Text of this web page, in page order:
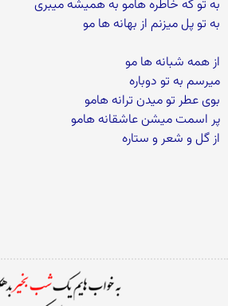
به تو که خاطره هامو به همیشه میبری
به تو پل میزنم از بهانه ها مو
از همه شبانه ها مو
میرسم به تو دوباره
بوی عطر تو میدن ترانه هامو
پر اسمت میشن عاشقانه هامو
از گل و شعر و ستاره